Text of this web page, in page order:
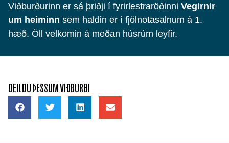
Viðburðurinn er sá þriðji í fyrirlestraröðinni Vegirnir
um heiminn sem haldin er í fjölnotasalnum á 1.
hæð. Öll velkomin á meðan húsrúm leyfir.
DEILDU ÞESSUM VIÐBURÐI